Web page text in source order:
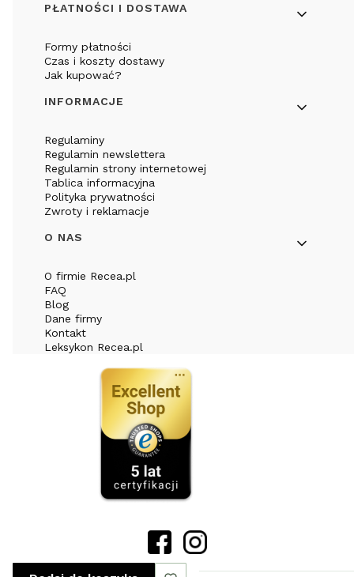
PŁATNOŚCI I DOSTAWA
Formy płatności
Czas i koszty dostawy
Jak kupować?
INFORMACJE
Regulaminy
Regulamin newslettera
Regulamin strony internetowej
Tablica informacyjna
Polityka prywatności
Zwroty i reklamacje
O NAS
O firmie Recea.pl
FAQ
Blog
Dane firmy
Kontakt
Leksykon Recea.pl